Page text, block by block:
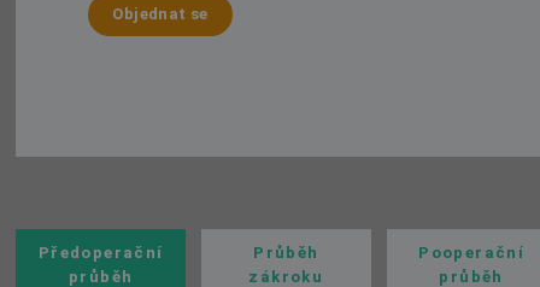
Objednat se
Předoperační
průběh
Průběh
zákroku
Pooperační
průběh